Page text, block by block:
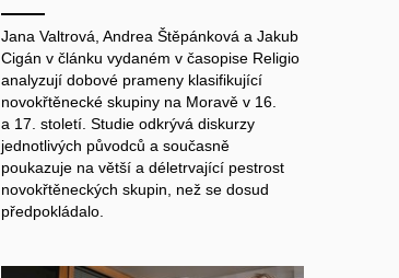
Jana Valtrová, Andrea Štěpánková a Jakub
Cigán v článku vydaném v časopise Religio
analyzují dobové prameny klasifikující
novokřtěnecké skupiny na Moravě v 16.
a 17. století. Studie odkrývá diskurzy
jednotlivých původců a současně
poukazuje na větší a déletrvající pestrost
novokřtěneckých skupin, než se dosud
předpokládalo.